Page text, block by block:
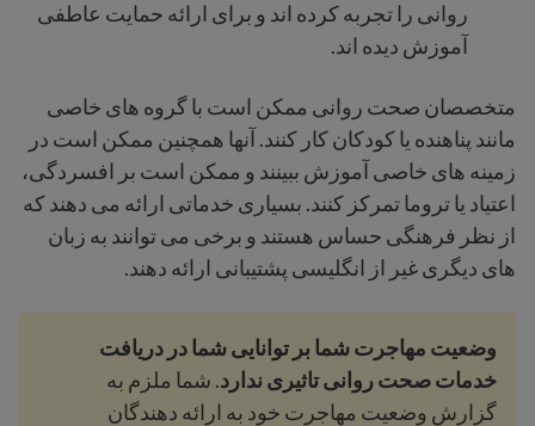
روانی را تجربه کرده اند و برای ارائه حمایت عاطفی
آموزش دیده اند.
متخصصان صحت روانی ممکن است با گروه های خاصی
مانند پناهنده یا کودکان کار کنند. آنها همچنین ممکن است در
زمینه های خاصی آموزش ببینند و ممکن است بر افسردگی،
اعتیاد یا تروما تمرکز کنند. بسیاری خدماتی ارائه می دهند که
از نظر فرهنگی حساس هستند و برخی می توانند به زبان
های دیگری غیر از انگلیسی پشتیبانی ارائه دهند.
وضعیت مهاجرت شما بر توانایی شما در دریافت
خدمات صحت روانی تاثیری ندارد. شما ملزم به
گزارش وضعیت مهاجرت خود به ارائه دهندگان